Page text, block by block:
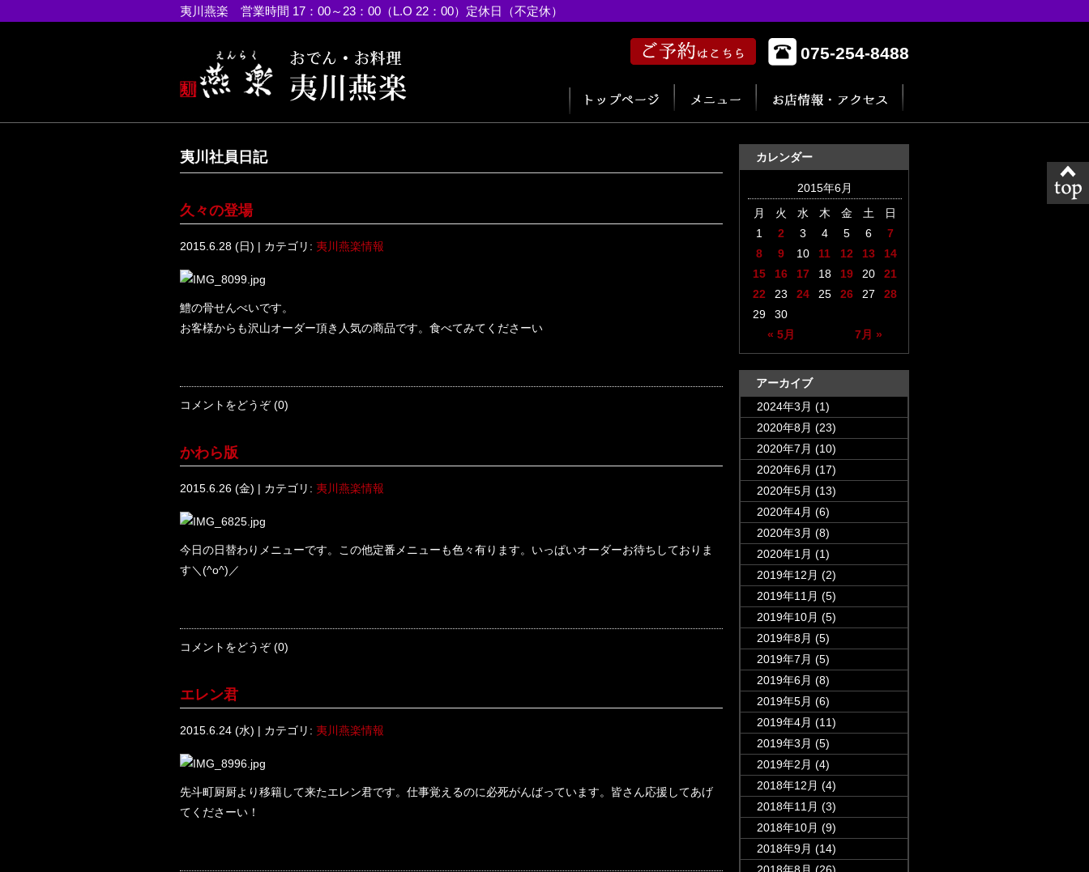
夷川燕楽 営業時間 17：00～23：00（L.O 22：00）定休日（不定休）
075-254-8488
夷川社員日記
久々の登場
2015.6.28 (日) | カテゴリ: 夷川燕楽情報
鱧の骨せんべいです。
お客様からも沢山オーダー頂き人気の商品です。食べてみてくださーい
コメントをどうぞ (0)
かわら版
2015.6.26 (金) | カテゴリ: 夷川燕楽情報
今日の日替わりメニューです。この他定番メニューも色々有ります。いっぱいオーダーお待ちしておりま
す＼(^o^)／
コメントをどうぞ (0)
エレン君
2015.6.24 (水) | カテゴリ: 夷川燕楽情報
先斗町厨厨より移籍して来たエレン君です。仕事覚えるのに必死がんばっています。皆さん応援してあげ
てくださーい！
カレンダー
2015年6月
月
火 水 木 金 土 日
« 5月 7月 »
1 2 3 4 5 6
7
8
9 10 11 12 13
14
15
16 17 18 19 20
21
22
23 24 25 26 27
28
29
30
アーカイブ
2024年3月 (1)
2020年8月 (23)
2020年7月 (10)
2020年6月 (17)
2020年5月 (13)
2020年4月 (6)
2020年3月 (8)
2020年1月 (1)
2019年12月 (2)
2019年11月 (5)
2019年10月 (5)
2019年8月 (5)
2019年7月 (5)
2019年6月 (8)
2019年5月 (6)
2019年4月 (11)
2019年3月 (5)
2019年2月 (4)
2018年12月 (4)
2018年11月 (3)
2018年10月 (9)
2018年9月 (14)